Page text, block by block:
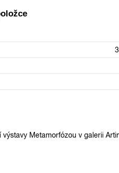
výstavy Metamorfózou v galerii